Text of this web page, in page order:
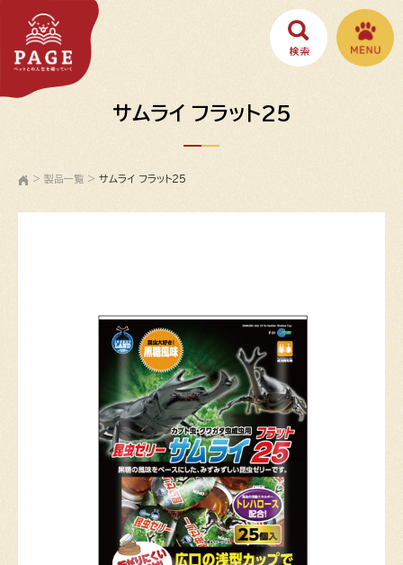
サムライ フラット25
> 製品一覧 > サムライ フラット25